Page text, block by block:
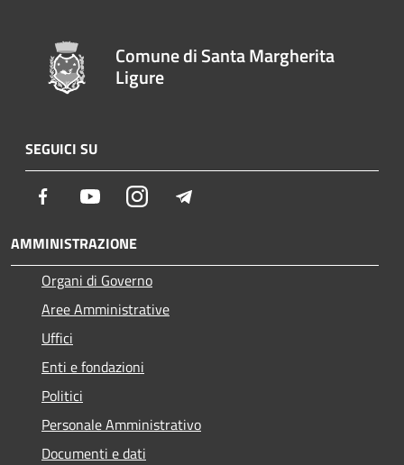
Comune di Santa Margherita
Ligure
SEGUICI SU
Facebook YoutubeInstagram
AMMINISTRAZIONE
Organi di Governo
Aree Amministrative
Uffici
Enti e fondazioni
Politici
Personale Amministrativo
Documenti e dati